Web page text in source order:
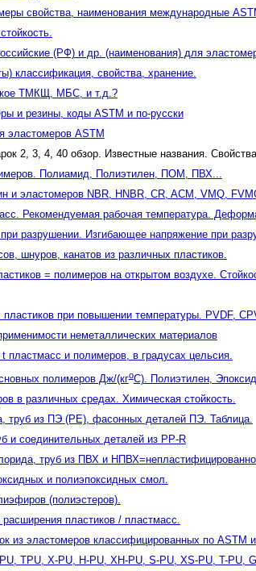
свойcтва, наименования международные
(РФ) и др. (наименования) для
классификация, свойства, хранение.
ТМКЩ, МБС, и т.д.?
и резины, коды ASTM и по-русски
эластомеров ASTM
2, 3, 4, 40 обзор. Известные названия.
Полиамид, Полиэтилен, ПОМ, ПВХ...
и эластомеров NBR, HNBR, CR, ACM, VMQ,
Рекомендуемая рабочая температура.
разрушении. Изгибающее напряжение при
шнуров, канатов из различных пластиков.
= полимеров на открытом воздухе.
пластиков при повышении температуры. PVDF,
неметаллических материалов
пластмасс и полимеров, в градусах цельсия.
полимеров Дж/(кгoC). Полиэтилен,
в различных средах. Химическая стойкость.
труб из ПЭ (PE), фасонных деталей ПЭ. Таблица.
и соединительных деталей из PP-R
труб из ПВХ и
и полиэпоксидных смол.
(полиэстеров).
пластиков / пластмасс.
из эластомеров классифицированных по ASTM
ТPU, X-PU, H-PU, XH-PU, S-PU, XS-PU, T-